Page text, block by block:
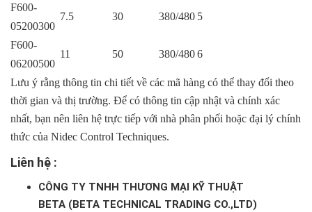
F600-
05200300
7.5 30 380/480 5
F600-
06200500
11 50 380/4806
Lưu ý rằng thông tin chi tiết về các mã hàng có thể thay đổi theo
thời gian và thị trường. Để có thông tin cập nhật và chính xác
nhất, bạn nên liên hệ trực tiếp với nhà phân phối hoặc đại lý chính
thức của Nidec Control Techniques.
Liên hệ :
CÔNG TY TNHH THƯƠNG MẠI KỸ THUẬT
BETA (BETA TECHNICAL TRADING CO.,LTD)